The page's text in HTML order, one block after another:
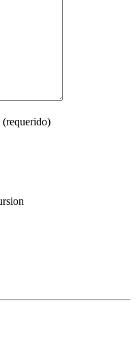
(requerido)